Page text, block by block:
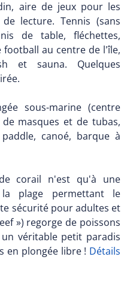
aire de jeux pour les
lecture. Tennis (sans
de table, fléchettes,
au centre de l'île,
et sauna. Quelques
sous-marine (centre
masques et de tubas,
canoé, barque à
corail n'est qu'à une
plage permettant le
sécurité pour adultes et
») regorge de poissons
véritable petit paradis
en plongée libre ! Détails